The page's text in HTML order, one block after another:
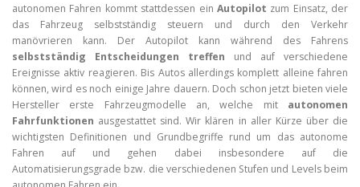
autonomen Fahren kommt stattdessen ein Autopilot zum Einsatz, der
das Fahrzeug selbstständig steuern und durch den Verkehr
manövrieren kann. Der Autopilot kann während des Fahrens
selbstständig Entscheidungen treffen und auf verschiedene
Ereignisse aktiv reagieren. Bis Autos allerdings komplett alleine fahren
können, wird es noch einige Jahre dauern. Doch schon jetzt bieten viele
Hersteller erste Fahrzeugmodelle an, welche mit autonomen
Fahrfunktionen ausgestattet sind. Wir klären in aller Kürze über die
wichtigsten Definitionen und Grundbegriffe rund um das autonome
Fahren auf und gehen dabei insbesondere auf die
Automatisierungsgrade bzw. die verschiedenen Stufen und Levels beim